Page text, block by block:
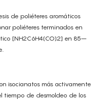
de poliéteres aromáticos
poliéteres terminados en
[NH2C6H4(CO)2] en 85–
isocianatos más activamente
tiempo de desmoldeo de los